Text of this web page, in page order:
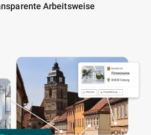
Arbeitsweise